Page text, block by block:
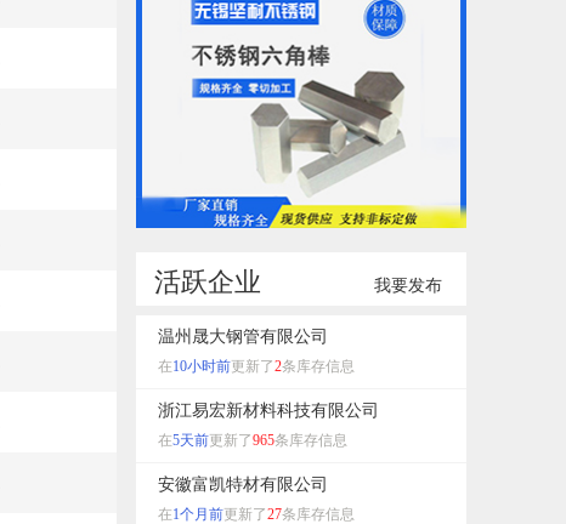
活跃企业 我要发布
温州晟大钢管有限公司
在10小时前更新了2条库存信息
浙江易宏新材料科技有限公司
在5天前更新了965条库存信息
安徽富凯特材有限公司
在1个月前更新了27条库存信息